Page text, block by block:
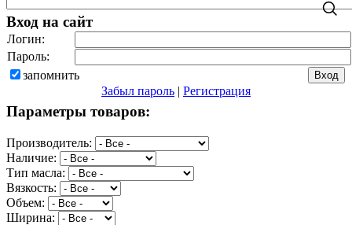
Вход на сайт
Логин:
Пароль:
запомнить
Забыл пароль | Регистрация
Параметры товаров:
Производитель:
Наличие:
Тип масла:
Вязкость:
Объем:
Ширина: